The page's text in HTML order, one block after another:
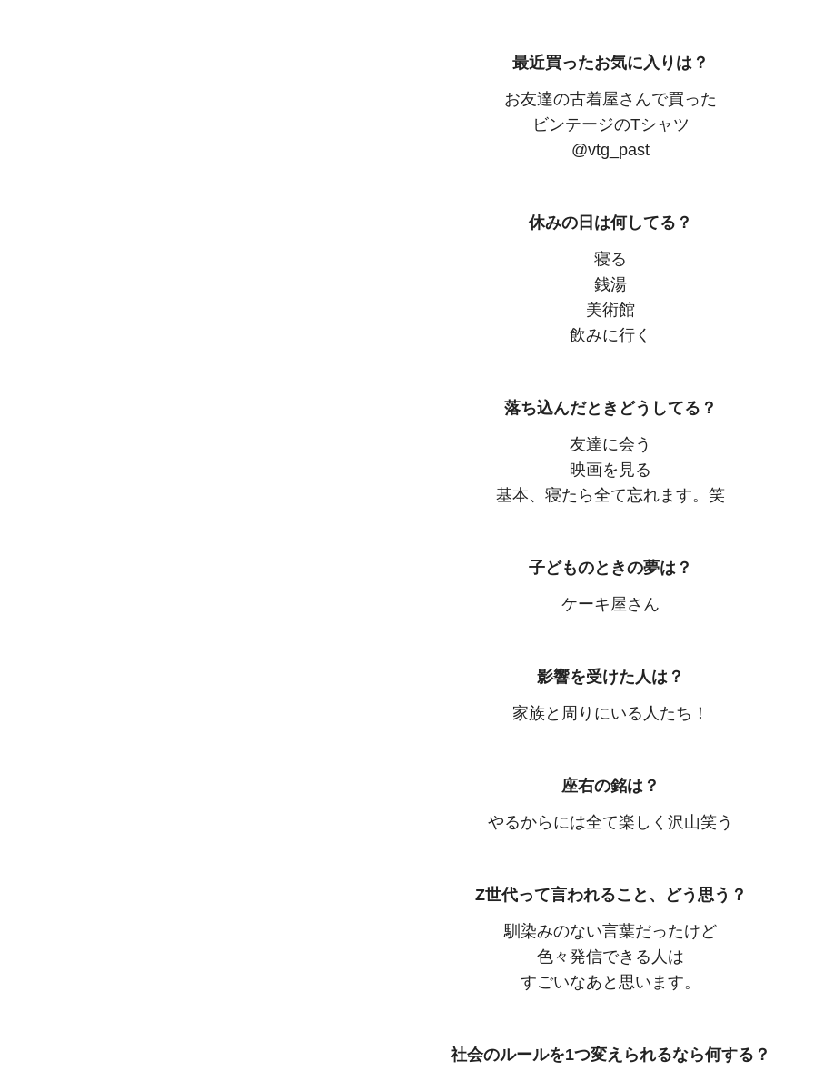
最近買ったお気に入りは？
お友達の古着屋さんで買った
ビンテージのTシャツ
@vtg_past
休みの日は何してる？
寝る
銭湯
美術館
飲みに行く
落ち込んだときどうしてる？
友達に会う
映画を見る
基本、寝たら全て忘れます。笑
子どものときの夢は？
ケーキ屋さん
影響を受けた人は？
家族と周りにいる人たち！
座右の銘は？
やるからには全て楽しく沢山笑う
Z世代って言われること、どう思う？
馴染みのない言葉だったけど
色々発信できる人は
すごいなあと思います。
社会のルールを1つ変えられるなら何する？